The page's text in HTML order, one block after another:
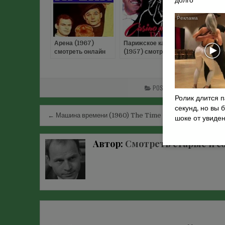
Арена (1967)
смотреть онлайн
Парижское казино
(1957) смотреть
трагедия
смотреть
POSTED INДЕТЕКТИВЫ
Навигация
по
записям
← Машина времени (1960) The Time Machine
Автор: Смотреть старые и
Ролик длится
секунд, но вы
шоке от